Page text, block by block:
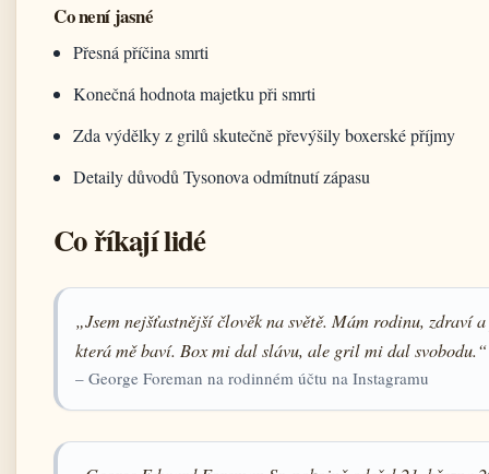
Co není jasné
Přesná příčina smrti
Konečná hodnota majetku při smrti
Zda výdělky z grilů skutečně převýšily boxerské příjmy
Detaily důvodů Tysonova odmítnutí zápasu
Co říkají lidé
„Jsem nejšťastnější člověk na světě. Mám rodinu, zdraví
která mě baví. Box mi dal slávu, ale gril mi dal svobodu.“
– George Foreman na rodinném účtu na Instagramu